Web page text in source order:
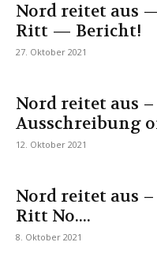
Nord reitet aus
Ritt — Bericht!
27. Oktober 2021
Nord reitet aus
Ausschreibung
12. Oktober 2021
Nord reitet aus
Ritt No....
8. Oktober 2021